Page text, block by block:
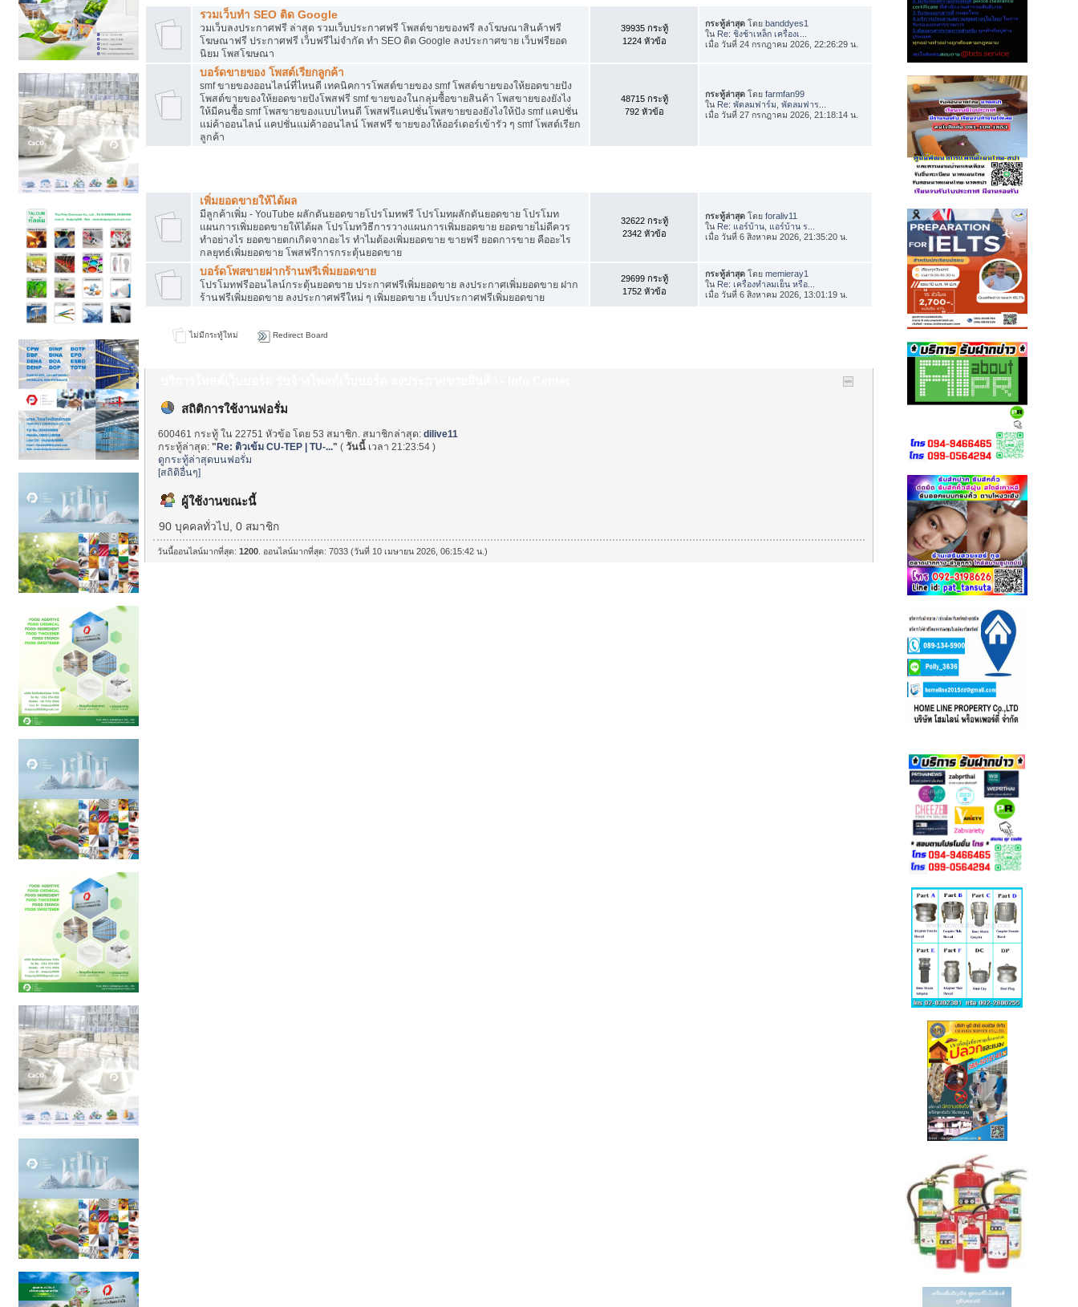
รวมเว็บทำ SEO ติด Google
วมเว็บลงประกาศฟรี ล่าสุด รวมเว็บประกาศฟรี โพสต์ขายของฟรี ลงโฆษณาสินค้าฟรี
โฆษณาฟรี ประกาศฟรี เว็บฟรีไม่จำกัด ทำ SEO ติด Google ลงประกาศขาย เว็บฟรียอด
นิยม โพสโฆษณา
39935 กระทู้
1224 หัวข้อ
กระทู้ล่าสุด โดยbanddyes1
ใน Re: ชิงช้าเหล็ก เครื่องเ...
เมื่อ วันที่ 24 กรกฎาคม 2026, 22:26:29 น.
บอร์ดขายของ โพสต์เรียกลูกค้า
smf ขายของออนไลน์ที่ไหนดี เทคนิคการโพสต์ขายของ smf โพสต์ขายของให้ยอดขายปัง
โพสต์ขายของให้ยอดขายปังโพสฟรี smf ขายของในกลุ่มซื้อขายสินค้า โพสขายของยังไง
ให้มีคนซื้อ smf โพสขายของแบบไหนดี โพสฟรีแคปชั่นโพสขายของยังไงให้ปัง smf แคปชั่น
แม่ค้าออนไลน์ แคปชั่นแม่ค้าออนไลน์ โพสฟรี ขายของให้ออร์เดอร์เข้ารัว ๆ smf โพสต์เรียก
ลูกค้า
48715 กระทู้
792 หัวข้อ
กระทู้ล่าสุด โดยfarmfan99
ใน Re: พัดลมฟาร์ม, พัดลมฟาร...
เมื่อ วันที่ 27 กรกฎาคม 2026, 21:18:14 น.
เพิ่มยอดขายให้ได้ผล
มีลูกค้าเพิ่ม - YouTube ผลักดันยอดขายโปรโมทฟรี โปรโมทผลักดันยอดขาย โปรโมท
แผนการเพิ่มยอดขายให้ได้ผล โปรโมทวิธีการวางแผนการเพิ่มยอดขาย ยอดขายไม่ดีควร
ทำอย่างไร ยอดขายตกเกิดจากอะไร ทำไมต้องเพิ่มยอดขาย ขายฟรี ยอดการขาย คืออะไร
กลยุทธ์เพิ่มยอดขาย โพสฟรีการกระตุ้นยอดขาย
32622 กระทู้
2342 หัวข้อ
กระทู้ล่าสุด โดยforaliv11
ใน Re: แอร์บ้าน, แอร์บ้าน ร...
เมื่อ วันที่ 6 สิงหาคม 2026, 21:35:20 น.
บอร์ดโพสขายฝากร้านฟรีเพิ่มยอดขาย
โปรโมทฟรีออนไลน์กระตุ้นยอดขาย ประกาศฟรีเพิ่มยอดขาย ลงประกาศเพิ่มยอดขาย ฝาก
ร้านฟรีเพิ่มยอดขาย ลงประกาศฟรีใหม่ ๆ เพิ่มยอดขาย เว็บประกาศฟรีเพิ่มยอดขาย
29699 กระทู้
1752 หัวข้อ
กระทู้ล่าสุด โดยmemieray1
ใน Re: เครื่องทำลมเย็น หรือ...
เมื่อ วันที่ 6 สิงหาคม 2026, 13:01:19 น.
ไม่มีกระทู้ใหม่ Redirect Board
สถิติการใช้งานฟอรั่ม
600461 กระทู้ ใน 22751 หัวข้อ โดย 53 สมาชิก. สมาชิกล่าสุด:dilive11
กระทู้ล่าสุด:"Re: ติวเข้ม CU-TEP | TU-..." (วันนี้ เวลา 21:23:54 )
ดูกระทู้ล่าสุดบนฟอรั่ม
[สถิติอื่นๆ]
ผู้ใช้งานขณะนี้
90 บุคคลทั่วไป, 0 สมาชิก
วันนี้ออนไลน์มากที่สุด:1200 . ออนไลน์มากที่สุด: 7033 (วันที่ 10 เมษายน 2026, 06:15:42 น.)